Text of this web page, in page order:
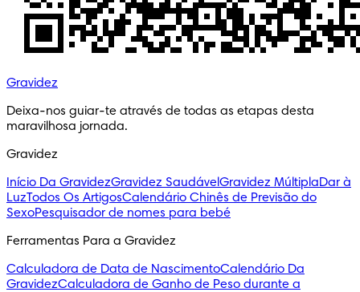
Gravidez
Deixa-nos guiar-te através de todas as etapas desta
maravilhosa jornada.
Gravidez
Início Da GravidezGravidez SaudávelGravidez MúltiplaDar à
LuzTodos Os ArtigosCalendário Chinês de Previsão do
SexoPesquisador de nomes para bebé
Ferramentas Para a Gravidez
Calculadora de Data de NascimentoCalendário Da
GravidezCalculadora de Ganho de Peso durante a